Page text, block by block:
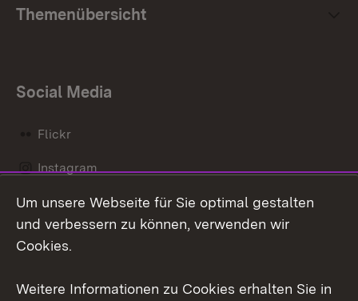
Themenübersicht
Social Media
Flickr
Instagram
Social Wall
Um unsere Webseite für Sie optimal gestalten
und verbessern zu können, verwenden wir
Cookies.
Weitere Informationen zu Cookies erhalten Sie in